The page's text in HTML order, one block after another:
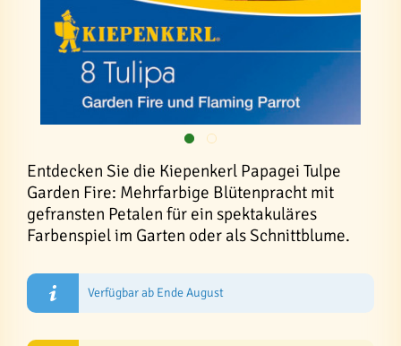
Entdecken Sie die Kiepenkerl Papagei Tulpe
Garden Fire: Mehrfarbige Blütenpracht mit
gefransten Petalen für ein spektakuläres
Farbenspiel im Garten oder als Schnittblume.
Verfügbar ab Ende August